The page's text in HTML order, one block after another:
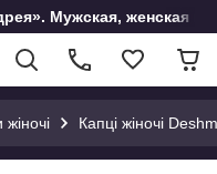
Мужская, женская и
Капці жіночі